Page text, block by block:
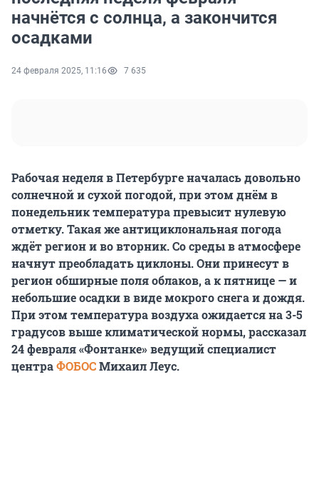
начнётся с солнца, а закончится
осадками
24 февраля 2025, 11:16 7 635
Рабочая неделя в Петербурге началась довольно
солнечной и сухой погодой, при этом днём в
понедельник температура превысит нулевую
отметку. Такая же антициклональная погода
ждёт регион и во вторник. Со среды в атмосфере
начнут преобладать циклоны. Они принесут в
регион обширные поля облаков, а к пятнице — и
небольшие осадки в виде мокрого снега и дождя.
При этом температура воздуха ожидается на 3-5
градусов выше климатической нормы, рассказал
24 февраля «Фонтанке» ведущий специалист
центраФОБОСМихаил Леус.